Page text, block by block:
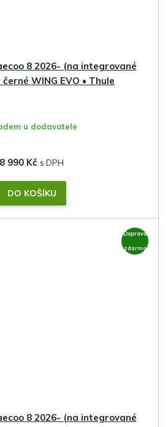
8 2026- (na integrované
černé WING EVO • Thule
u dodavatele
8 990 Kč
DO KOŠÍKU
Doprava
zdarma
8 2026- (na integrované